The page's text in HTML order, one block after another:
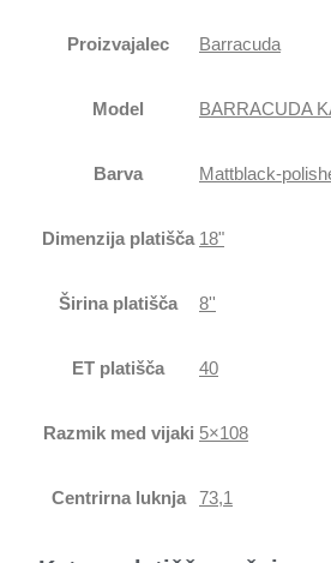
Proizvajalec Barracuda
Model BARRACUDA
Barva Mattblack-
Dimenzija platišča 18"
Širina platišča 8''
ET platišča 40
Razmik med vijaki 5×108
Centrirna luknja 73,1